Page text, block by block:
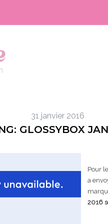
31 janvier 2016
GLOSSYBOX
Pour
a
2016